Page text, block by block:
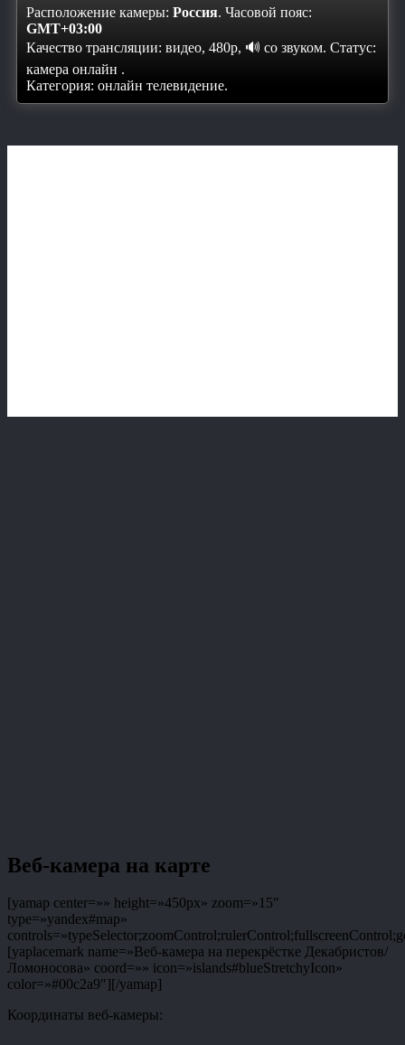
Расположение камеры: Россия. Часовой пояс:
GMT+03:00
Качество трансляции: видео, 480p, 🔊 со звуком. Статус:
камера онлайн .
Категория: онлайн телевидение.
Веб-камера на карте
[yamap center=»» height=»450px» zoom=»15″
type=»yandex#map»
[yaplacemark name=»Веб-камера на перекрёстке Декабристов/
Ломоносова» coord=»» icon=»islands#blueStretchyIcon»
color=»#00c2a9″][/yamap]
Координаты веб-камеры: